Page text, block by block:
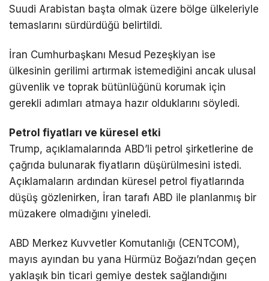
Suudi Arabistan başta olmak üzere bölge ülkeleriyle
temaslarını sürdürdüğü belirtildi.
İran Cumhurbaşkanı Mesud Pezeşkiyan ise
ülkesinin gerilimi artırmak istemediğini ancak ulusal
güvenlik ve toprak bütünlüğünü korumak için
gerekli adımları atmaya hazır olduklarını söyledi.
Petrol fiyatları ve küresel etki
Trump, açıklamalarında ABD’li petrol şirketlerine de
çağrıda bulunarak fiyatların düşürülmesini istedi.
Açıklamaların ardından küresel petrol fiyatlarında
düşüş gözlenirken, İran tarafı ABD ile planlanmış bir
müzakere olmadığını yineledi.
ABD Merkez Kuvvetler Komutanlığı (CENTCOM),
mayıs ayından bu yana Hürmüz Boğazı’ndan geçen
yaklaşık bin ticari gemiye destek sağlandığını